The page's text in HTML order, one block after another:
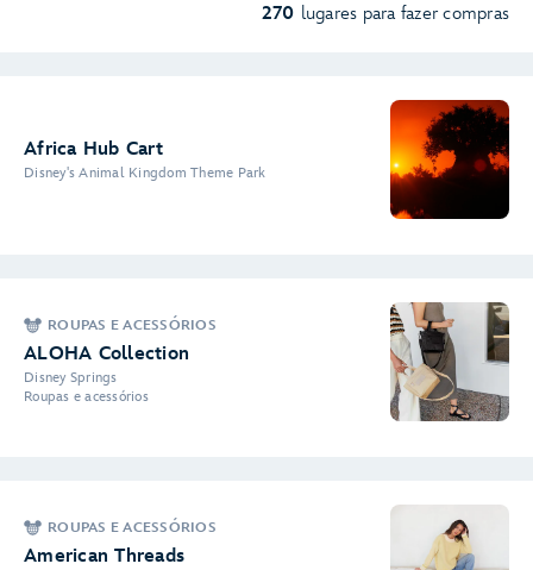
270 lugares para fazer compras
Africa Hub Cart
Disney's Animal Kingdom Theme Park
ROUPAS E ACESSÓRIOS
ALOHA Collection
Disney Springs
Roupas e acessórios
ROUPAS E ACESSÓRIOS
American Threads